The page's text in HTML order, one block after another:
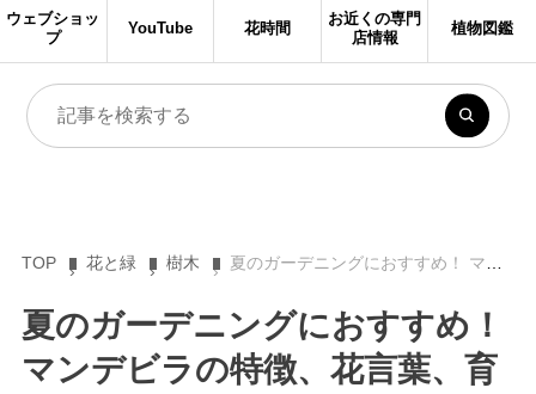
ウェブショッ
プ
YouTube 花時間
お近くの専門
店情報
植物図鑑
TOP 花と緑 樹木 夏のガーデニングにおすすめ！ マンデビラの特徴、花言葉、育て方を解説
夏のガーデニングにおすすめ！
マンデビラの特徴、花言葉、育